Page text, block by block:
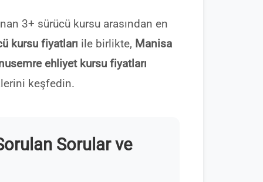
3+ sürücü kursu arasından en
kursu fiyatları ile birlikte, Manisa
ehliyet kursu fiyatları
keşfedin.
Sorular ve